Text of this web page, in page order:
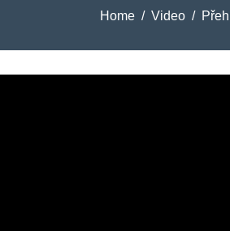
Home Video